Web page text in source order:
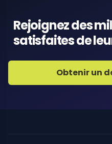
Rejoignez des
satisfaites de
Obtenir un